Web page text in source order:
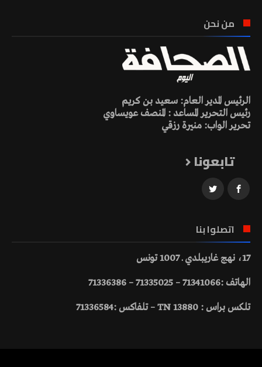
من نحن
الرئيس المدير العام: سعيد بن كريم
رئيس التحرير المساعد : المنصف عويساوي
تحرير الواب: منيرة رزقي
تابعونا
اتصلوا بنا
17، نهج غاريبلدي ـ 1007 تونس
الهاتف :71341066 – 71335025 – 71336386
تلكس براس : 13880 TN – تلفاكس :71336584